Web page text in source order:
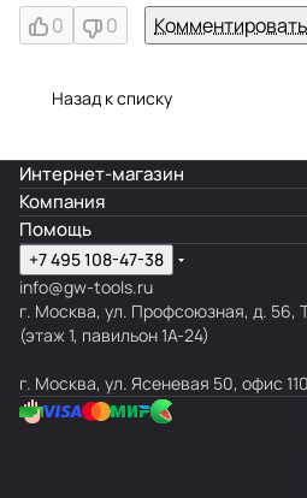
0
0 Комментировать
Назад к списку
Интернет-магазин
Компания
Помощь
+7 495 108-47-38
info@gw-tools.ru
г. Москва, ул. Профсоюзная, д. 56,
(этаж 1, павильон 1А-24)
г. Москва, ул. Ясеневая 50, офис 110